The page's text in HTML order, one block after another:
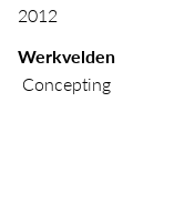
2012
Werkvelden
Concepting